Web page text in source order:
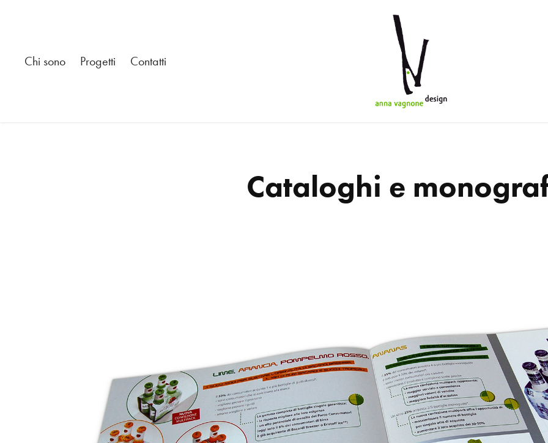
Chi sono Progetti Contatti
Cataloghi e